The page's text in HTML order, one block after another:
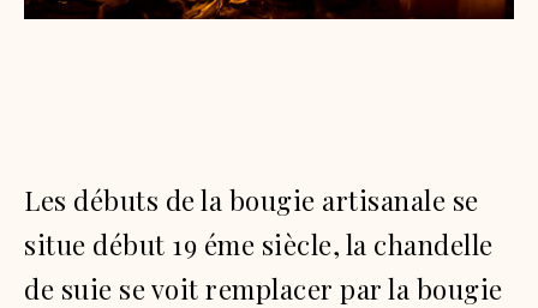
Les débuts de la bougie artisanale se
situe début 19 éme siècle, la chandelle
de suie se voit remplacer par la bougie